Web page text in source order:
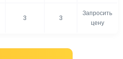
3 3
Запросить
цену